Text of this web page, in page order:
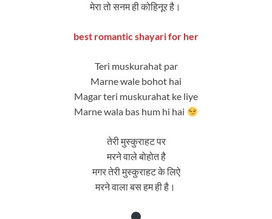
मेरा तो सनम ही कोहिनूर है।
best romantic shayari for her
Teri muskurahat par
Marne wale bohot hai
Magar teri muskurahat ke liye
Marne wala bas hum hi hai
तेरी मुस्कुराहट पर
मरने वाले बोहोत है
मगर तेरी मुस्कुराहट के लिऐ
मरने वाला बस हम ही है।